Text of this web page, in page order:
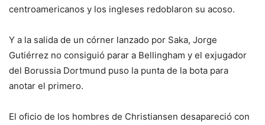
centroamericanos y los ingleses redoblaron su acoso.
Y a la salida de un córner lanzado por Saka, Jorge
Gutiérrez no consiguió parar a Bellingham y el exjugador
del Borussia Dortmund puso la punta de la bota para
anotar el primero.
El oficio de los hombres de Christiansen desapareció con